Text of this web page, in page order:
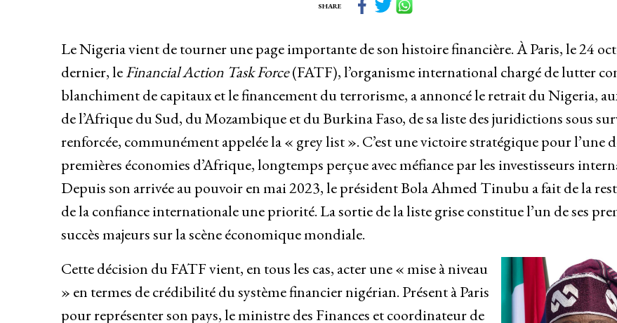
SHARE
Le Nigeria vient de tourner une page importante de son histoire financière. À Paris, le 24
dernier, leFinancial Action Task Force(FATF), l’organisme international chargé de lutter
blanchiment de capitaux et le financement du terrorisme, a annoncé le retrait du Nigeria,
de l’Afrique du Sud, du Mozambique et du Burkina Faso, de sa liste des juridictions sous
renforcée, communément appelée la « grey list ». C’est une victoire stratégique pour l’une
premières économies d’Afrique, longtemps perçue avec méfiance par les investisseurs
Depuis son arrivée au pouvoir en mai 2023, le président Bola Ahmed Tinubu a fait de la
de la confiance internationale une priorité. La sortie de la liste grise constitue l’un de ses
succès majeurs sur la scène économique mondiale.
Cette décision du FATF vient, en tous les cas, acter une « mise à niveau
» en termes de crédibilité du système financier nigérian. Présent à Paris
pour représenter son pays, le ministre des Finances et coordinateur de